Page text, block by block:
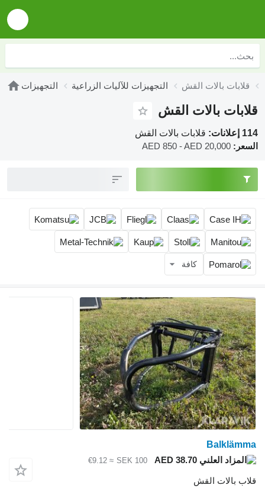
التجهيزات التجهيزات للآليات الزراعية قلابات بالات القش
قلابات بالات القش
114 إعلانات:
قلابات بالات القش
السعر: AED 850 - AED 20,000
كافة
Balklämma
SEK 100
≈ €9.12
قلاب بالات القش